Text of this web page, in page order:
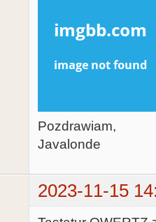
Pozdrawiam,
Javalonde
2023-11-15